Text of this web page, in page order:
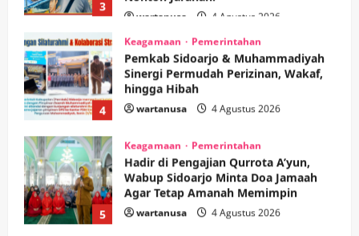
4
Keagamaan Pemerintahan
Sinergi Permudah Perizinan, Wakaf,
hingga Hibah
wartanusa 4 Agustus 2026
5
Keagamaan Pemerintahan
Wabup Sidoarjo Minta Doa Jamaah
Agar Tetap Amanah Memimpin
wartanusa 4 Agustus 2026
Kesehatan Pembangunan